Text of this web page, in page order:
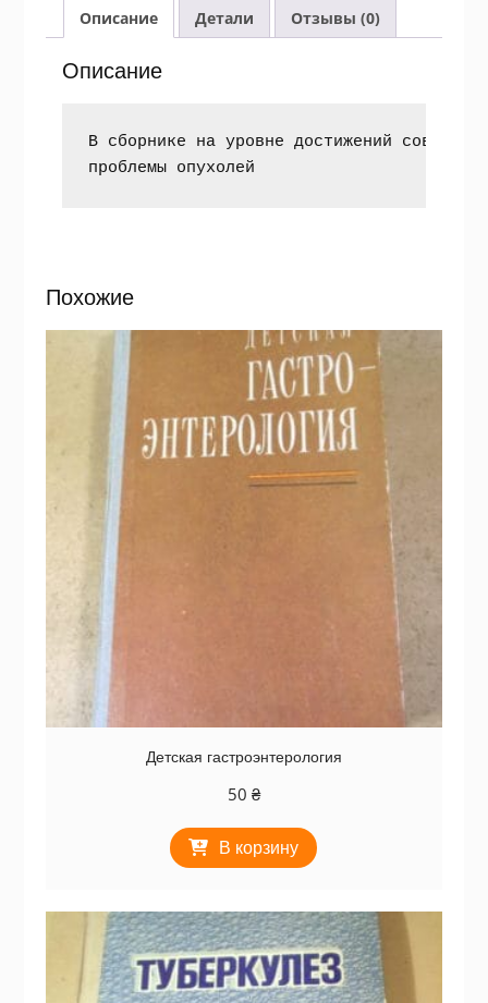
Описание Детали Отзывы (0)
Описание
В сборнике на уровне достижений
проблемы опухолей
Похожие
Детская гастроэнтерология
50 ₴
В корзину